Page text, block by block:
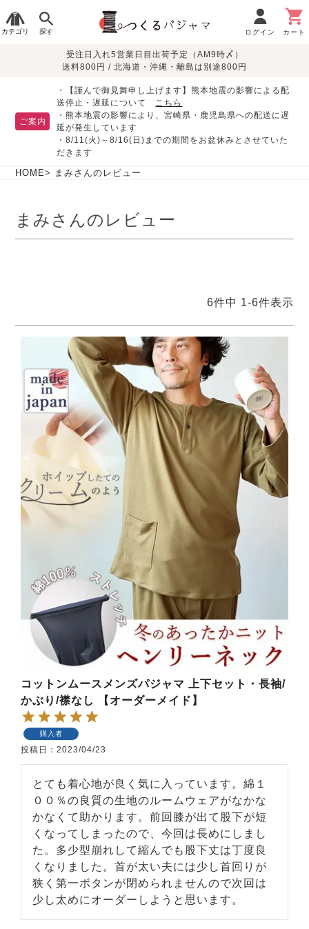
カテゴリ 探す ログイン カート
レディースパジャマ
秋
ガールズパジャマ
春
春 夏 秋
生地で
さがす
サッカー/ちぢみ 楊
柳
ニット/ストレッチ 起毛/フランネル
売れ筋ランキング
- Item Ranking -
新着商品
- New Arrival -
すべての生地一覧はこちら
目的別で
さがす
敏感肌用
パジャマ
入院・介護
胸が目立たない
体型別におすすめパジ
年齢別におすすめパジ
ャマ
ルームウェア
生活雑貨 カタログギフト
売れ筋ランキング
- Item Ranking -
新着商品
- New Arrival -
目的別でさがす一覧はこちら
デザインで
さがす
ィース
パジャマ
作務衣 胸がすけない
上着単品
ズボン単品
すべてのメン
ズ
パジャマ
長袖 半袖
前開き かぶり スリーパー
上着単品
ズボン単品
ガールズ長袖 ガールズ半袖 ワンピース
夏パジャマ特集 つくるパジャマとは
会社概要 お買い物ガイド 安心の日本製
SDGsの取り組み
受注日入れ5営業日目出荷予定（AM9時〆）
送料800円 / 北海道・沖縄・離島は別途800円
ご案内
・【謹んで御見舞申し上げます】熊本地震の影響による配
送停止・遅延について こちら
・熊本地震の影響により、宮崎県・鹿児島県への配送に遅
延が発生しています
・8/11(火)～8/16(日)までの期間をお盆休みとさせていた
だきます
HOME まみさんのレビュー
まみさんのレビュー
6件中 1-6件表示
コットンムースメンズパジャマ 上下セット・長袖/
かぶり/襟なし 【オーダーメイド】
購入者
投稿日 2023/04/23
とても着心地が良く気に入っています。綿１
００％の良質の生地のルームウェアがなかな
かなくて助かります。前回膝が出て股下が短
くなってしまったので、今回は長めにしまし
た。多少型崩れして縮んでも股下丈は丁度良
くなりました。首が太い夫には少し首回りが
狭く第一ボタンが閉められませんので次回は
少し太めにオーダーしようと思います。